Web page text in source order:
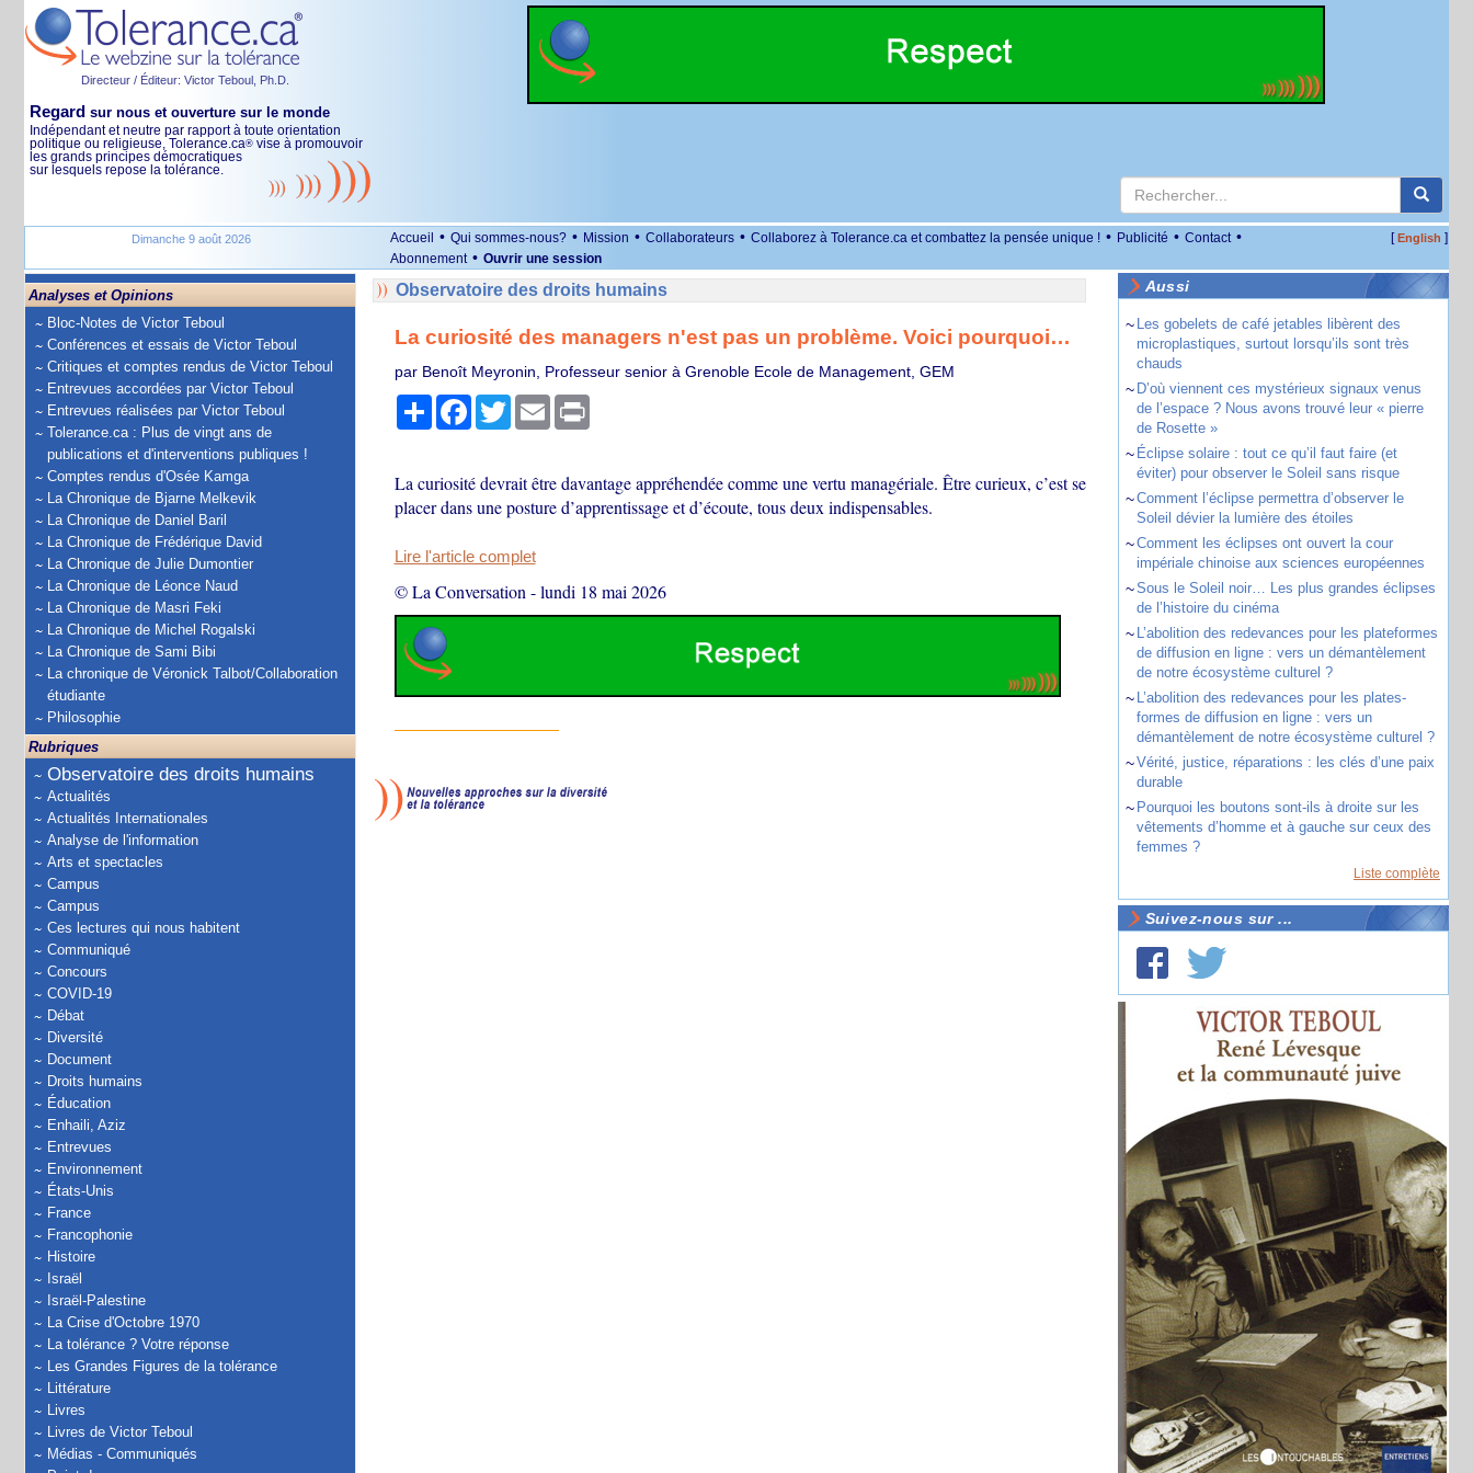
Directeur / Éditeur: Victor Teboul, Ph.D.
Regard sur nous et ouverture sur le monde
Indépendant et neutre par rapport à toute orientation
politique ou religieuse, Tolerance.ca® vise à promouvoir
les grands principes démocratiques
sur lesquels repose la tolérance.
Dimanche 9 août 2026 Accueil • Qui sommes-nous? • Mission • Collaborateurs • Collaborez à Tolerance.ca et combattez la pensée unique ! • Publicité • Contact •
Abonnement • Ouvrir une session
[English ]
Analyses et Opinions
Bloc-Notes de Victor Teboul
Conférences et essais de Victor Teboul
Critiques et comptes rendus de Victor Teboul
Entrevues accordées par Victor Teboul
Entrevues réalisées par Victor Teboul
Tolerance.ca : Plus de vingt ans de
publications et d'interventions publiques !
Comptes rendus d'Osée Kamga
La Chronique de Bjarne Melkevik
La Chronique de Daniel Baril
La Chronique de Frédérique David
La Chronique de Julie Dumontier
La Chronique de Léonce Naud
La Chronique de Masri Feki
La Chronique de Michel Rogalski
La Chronique de Sami Bibi
La chronique de Véronick Talbot/Collaboration
étudiante
Philosophie
Rubriques
Observatoire des droits humains
Actualités
Actualités Internationales
Analyse de l'information
Arts et spectacles
Campus
Campus
Ces lectures qui nous habitent
Communiqué
Concours
COVID-19
Débat
Diversité
Document
Droits humains
Éducation
Enhaili, Aziz
Entrevues
Environnement
États-Unis
France
Francophonie
Histoire
Israël
Israël-Palestine
La Crise d'Octobre 1970
La tolérance ? Votre réponse
Les Grandes Figures de la tolérance
Littérature
Livres
Livres de Victor Teboul
Médias - Communiqués
Observatoire des droits humains
La curiosité des managers n'est pas un problème. Voici pourquoi…
par Benoît Meyronin, Professeur senior à Grenoble Ecole de Management, GEM
PartagerFacebook
TwitterEmail Print
La curiosité devrait être davantage appréhendée comme une vertu managériale. Être curieux, c’est se
placer dans une posture d’apprentissage et d’écoute, tous deux indispensables.
Lire l'article complet
© La Conversation -lundi 18 mai 2026
Aussi
~ Les gobelets de café jetables libèrent des
microplastiques, surtout lorsqu’ils sont très
chauds
~ D’où viennent ces mystérieux signaux venus
de l’espace ? Nous avons trouvé leur « pierre
de Rosette »
~ Éclipse solaire : tout ce qu’il faut faire (et
éviter) pour observer le Soleil sans risque
~Comment l’éclipse permettra d’observer le
Soleil dévier la lumière des étoiles
~Comment les éclipses ont ouvert la cour
impériale chinoise aux sciences européennes
~Sous le Soleil noir… Les plus grandes éclipses
de l’histoire du cinéma
~ L’abolition des redevances pour les plateformes
de diffusion en ligne : vers un démantèlement
de notre écosystème culturel ?
~ L’abolition des redevances pour les plates-
formes de diffusion en ligne : vers un
démantèlement de notre écosystème culturel ?
~Vérité, justice, réparations : les clés d’une paix
durable
~ Pourquoi les boutons sont-ils à droite sur les
vêtements d’homme et à gauche sur ceux des
femmes ?
Liste complète
Suivez-nous sur ...